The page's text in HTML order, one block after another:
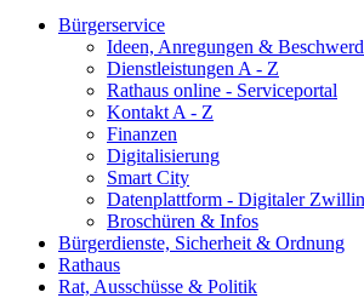
Bürgerservice
Ideen, Anregungen &
Dienstleistungen A - Z
Rathaus online - Serviceportal
Kontakt A - Z
Finanzen
Digitalisierung
Smart City
Datenplattform - Digitaler
Broschüren & Infos
Bürgerdienste, Sicherheit & Ordnung
Rathaus
Rat, Ausschüsse & Politik